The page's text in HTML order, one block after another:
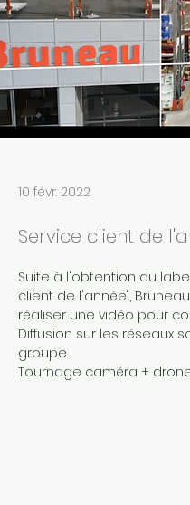
10 févr. 2022
Service client de
Suite à l'obtention du
client de l'année",
réaliser une vidéo pour
Diffusion sur les réseaux
groupe.
Tournage caméra +